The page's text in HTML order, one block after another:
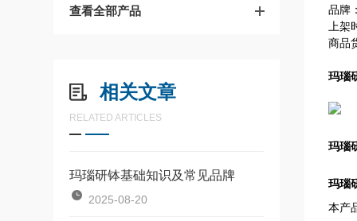
查看全部产品
相关文章
RELATED ARTICLES
玛瑙研钵基础知识及常见品牌
2025-08-20
品牌
上
商品
玛瑙
玛瑙
玛瑙
本产